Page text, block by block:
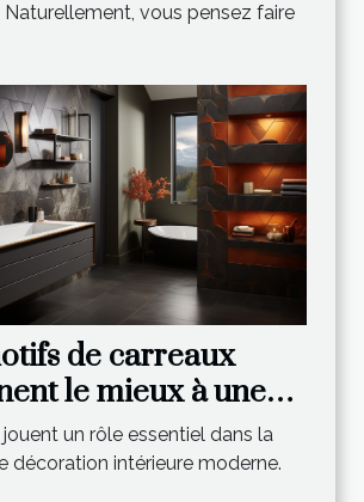
Naturellement, vous pensez faire
de carreaux
le mieux à une
intérieure
?
jouent un rôle essentiel dans la
décoration intérieure moderne.